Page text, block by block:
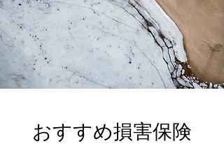
おすすめ損害保険